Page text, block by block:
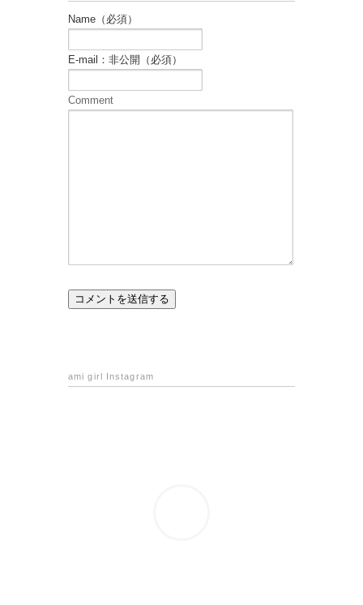
Name（必須）
E-mail：非公開（必須）
Comment
ami girl Instagram